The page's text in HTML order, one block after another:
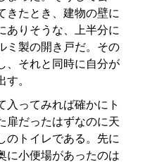
きたとき、建物の壁に
ありそうな、上半分に
ミ製の開き戸だ。その
、それと同時に自分が
。
入ってみれば確かにト
扉だったはずなのに天
のトイレである。先に
に小便場があったのは